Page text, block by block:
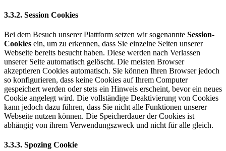
3.3.2. Session Cookies
Bei dem Besuch unserer Plattform setzen wir sogenannte Session-
Cookies ein, um zu erkennen, dass Sie einzelne Seiten unserer
Webseite bereits besucht haben. Diese werden nach Verlassen
unserer Seite automatisch gelöscht. Die meisten Browser
akzeptieren Cookies automatisch. Sie können Ihren Browser jedoch
so konfigurieren, dass keine Cookies auf Ihrem Computer
gespeichert werden oder stets ein Hinweis erscheint, bevor ein neues
Cookie angelegt wird. Die vollständige Deaktivierung von Cookies
kann jedoch dazu führen, dass Sie nicht alle Funktionen unserer
Webseite nutzen können. Die Speicherdauer der Cookies ist
abhängig von ihrem Verwendungszweck und nicht für alle gleich.
3.3.3. Spozing Cookie